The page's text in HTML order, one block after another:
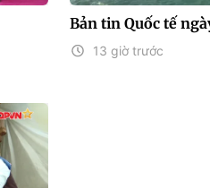
Bản tin Quốc tế
13 giờ trước